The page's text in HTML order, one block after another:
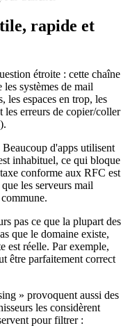
rapide et
étroite : cette chaîne
les systèmes de mail
les espaces en trop, les
les erreurs de copier/coller
d'apps utilisent
inhabituel, ce qui bloque
conforme aux RFC est
les serveurs mail
pas ce que la plupart des
que le domaine existe,
est réelle. Par exemple,
être parfaitement correct
» provoquent aussi des
les considèrent
pour filtrer :